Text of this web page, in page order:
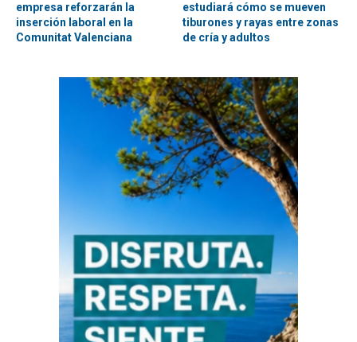
empresa reforzarán la
inserción laboral en la
Comunitat Valenciana
estudiará cómo se mueven
tiburones y rayas entre zonas
de cría y adultos